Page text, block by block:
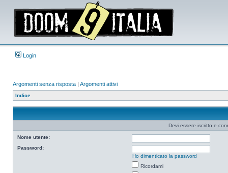
Login
Argomenti senza risposta | Argomenti attivi
Indice
Devi essere iscritto e
Nome utente:
Password:
Ho dimenticato la password
Ricordami